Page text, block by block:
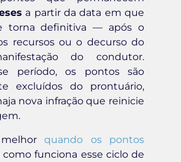
a partir da data em que
torna definitiva — após o
recursos ou o decurso do
do condutor.
período, os pontos são
excluídos do prontuário,
nova infração que reinicie
melhorquando os pontos
como funciona esse ciclo de